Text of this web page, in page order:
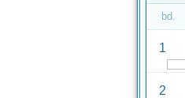
bd.
1
2